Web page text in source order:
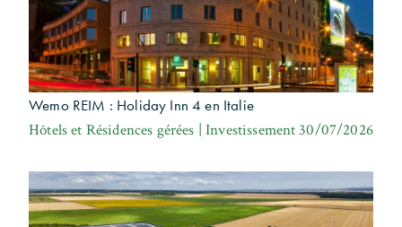
Wemo REIM : Holiday Inn 4 en Italie
Hôtels et Résidences gérées | Investissement30/07/2026